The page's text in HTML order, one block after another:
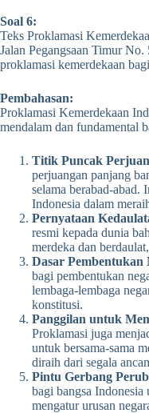
Soal 6:
Teks Proklamasi
Jalan Pegangsaan Timur
proklamasi kemerdekaan
Pembahasan:
Proklamasi Kemerdekaan
mendalam dan fundamental
Titik Puncak
perjuangan panjang
selama berabad-abad.
Indonesia dalam
Pernyataan
resmi kepada dunia
merdeka dan
Dasar Pembentukan
bagi pembentukan
lembaga-lembaga
konstitusi.
Panggilan untuk
Proklamasi juga
untuk bersama-sama
diraih dari segala
Pintu Gerbang
bagi bangsa Indonesia
mengatur urusan